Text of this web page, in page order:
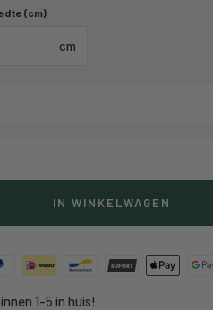
(cm)
cm
IN WINKELWAGEN
1-5 in huis!